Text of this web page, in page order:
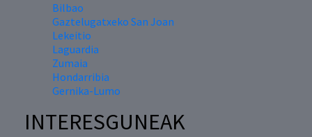
Bilbao
Gaztelugatxeko San Joan
Lekeitio
Laguardia
Zumaia
Hondarribia
Gernika-Lumo
INTERESGUNEAK